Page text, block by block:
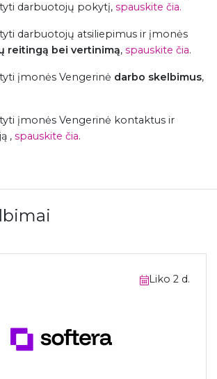
darbuotojų pokytį, spauskite čia.
darbuotojų atsiliepimus ir įmonės
reitingą bei vertinimą, spauskite čia.
įmonės Vengerinė darbo skelbimus,
įmonės Vengerinė kontaktus ir
, spauskite čia.
Liko 2 d.